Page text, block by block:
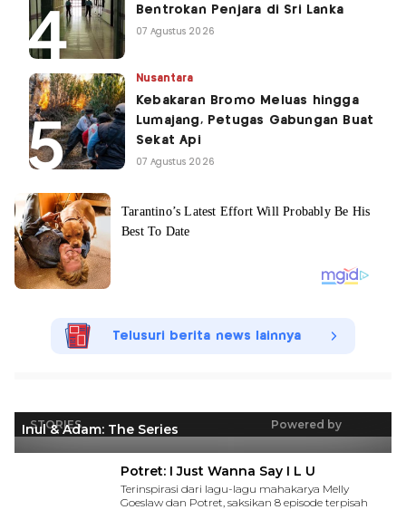
Bentrokan Penjara di Sri Lanka
07 Agustus 2026
Nusantara
Kebakaran Bromo Meluas hingga
Lumajang, Petugas Gabungan Buat
Sekat Api
07 Agustus 2026
Telusuri berita news lainnya